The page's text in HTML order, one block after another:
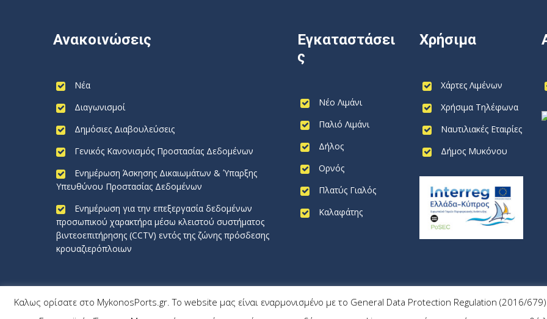
Ανακοινώσεις
Νέα
Διαγωνισμοί
Δημόσιες Διαβουλεύσεις
Γενικός Κανονισμός Προστασίας Δεδομένων
Ενημέρωση Άσκησης Δικαιωμάτων & Ύπαρξης
Υπευθύνου Προστασίας Δεδομένων
Ενημέρωση για την επεξεργασία δεδομένων
προσωπικού χαρακτήρα μέσω κλειστού συστήματος
βιντεοεπιτήρησης (CCTV) εντός της ζώνης πρόσδεσης
κρουαζιερόπλοιων
Εγκαταστάσει
ς
Νέο Λιμάνι
Παλιό Λιμάνι
Δήλος
Ορνός
Πλατύς Γιαλός
Καλαφάτης
Χρήσιμα
Χάρτες Λιμένων
Χρήσιμα Τηλέφωνα
Ναυτιλιακές Εταιρίες
Δήμος Μυκόνου
Καλως ορίσατε στο MykonosPorts.gr. Το website μας είναι εναρμονισμένο με το General Data Protection Regulation (2016/